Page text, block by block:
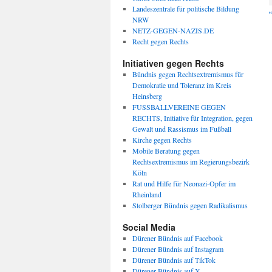
Landeszentrale für politische Bildung
NRW
NETZ-GEGEN-NAZIS.DE
Recht gegen Rechts
Initiativen gegen Rechts
Bündnis gegen Rechtsextremismus für
Demokratie und Toleranz im Kreis
Heinsberg
FUSSBALLVEREINE GEGEN
RECHTS, Initiative für Integration, gegen
Gewalt und Rassismus im Fußball
Kirche gegen Rechts
Mobile Beratung gegen
Rechtsextremismus im Regierungsbezirk
Köln
Rat und Hilfe für Neonazi-Opfer im
Rheinland
Stolberger Bündnis gegen Radikalismus
Social Media
Dürener Bündnis auf Facebook
Dürener Bündnis auf Instagram
Dürener Bündnis auf TikTok